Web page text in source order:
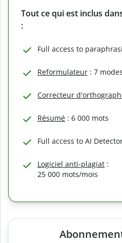
Tout ce qui est inclus
:
Full access to
Reformulateur : 7
Correcteur
Résumé : 6 000 mots
Full access to AI
Logiciel anti-plagiat :
25 000 mots/mois